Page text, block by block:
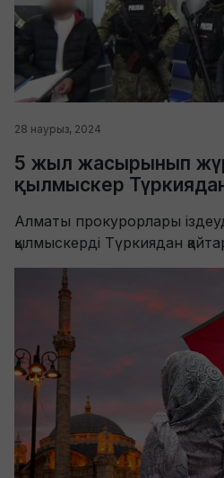
28 наурыз, 2024
5 жыл жасырынып
қылмыскер
Алматы прокурорлары
қылмыскерді Түркиядан